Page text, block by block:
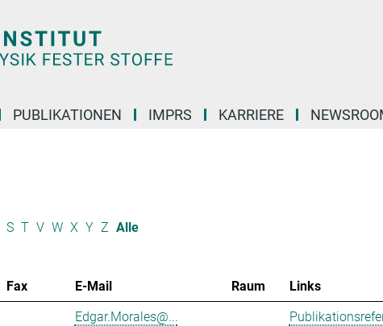
PUBLIKATIONEN IMPRS KARRIERE
S T V W X Y Z Alle
Fax E-Mail Raum
Links
Edgar.Morales@...